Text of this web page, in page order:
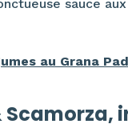
sauce
au Grana